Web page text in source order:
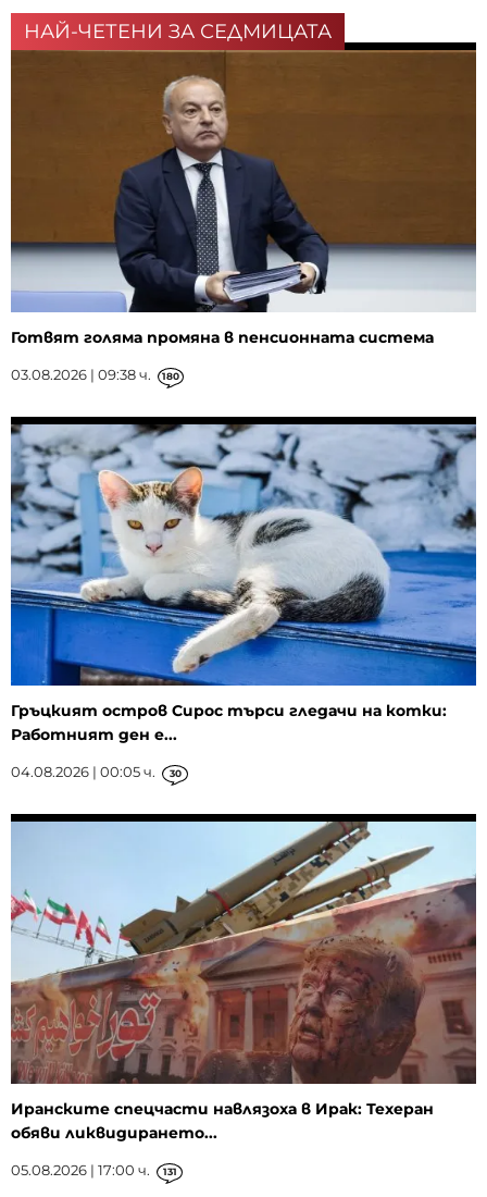
НАЙ-ЧЕТЕНИ ЗА СЕДМИЦАТА
Готвят голяма промяна в пенсионната система
03.08.2026 | 09:38 ч. 180
Гръцкият остров Сирос търси гледачи на котки:
Работният ден е...
04.08.2026 | 00:05 ч. 30
Иранските спецчасти навлязоха в Ирак: Техеран
обяви ликвидирането...
05.08.2026 | 17:00 ч. 131